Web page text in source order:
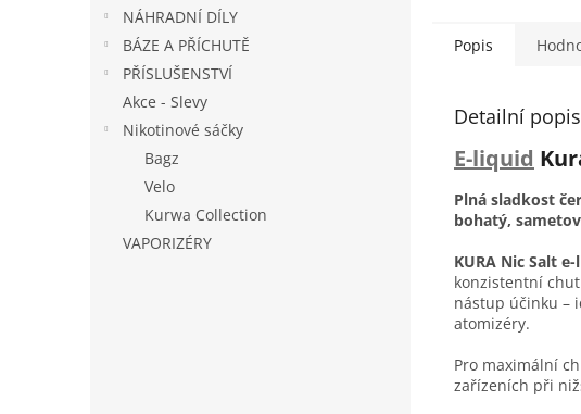
NÁHRADNÍ DÍLY
BÁZE A PŘÍCHUTĚ
PŘÍSLUŠENSTVÍ
Akce - Slevy
Nikotinové sáčky
Bagz
Velo
Kurwa Collection
VAPORIZÉRY
Popis
Detailní
E-liquid
Plná sladkost
bohatý,
KURA Nic Salt
konzistentní
nástup účinku –
atomizéry.
Pro maximální
zařízeních při